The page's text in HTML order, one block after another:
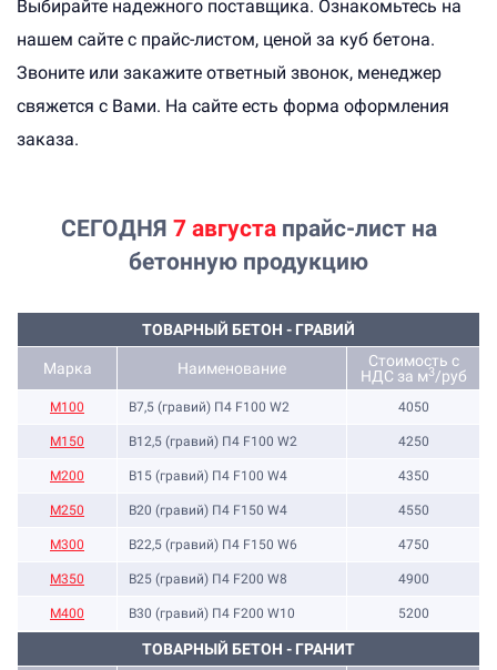
Выбирайте надежного поставщика. Ознакомьтесь на
нашем сайте с прайс-листом, ценой за куб бетона.
Звоните или закажите ответный звонок, менеджер
свяжется с Вами. На сайте есть форма оформления
заказа.
СЕГОДНЯ 7 августапрайс-лист на
бетонную продукцию
ТОВАРНЫЙ БЕТОН - ГРАВИЙ
Марка Наименование
Стоимость с
НДС за м3/руб
M100 B7,5 (гравий) П4 F100 W2 4050
М150 B12,5 (гравий) П4 F100 W2 4250
М200 B15 (гравий) П4 F100 W4 4350
М250 B20 (гравий) П4 F150 W4 4550
М300 B22,5 (гравий) П4 F150 W6 4750
М350 B25 (гравий) П4 F200 W8 4900
М400 B30 (гравий) П4 F200 W10 5200
ТОВАРНЫЙ БЕТОН - ГРАНИТ